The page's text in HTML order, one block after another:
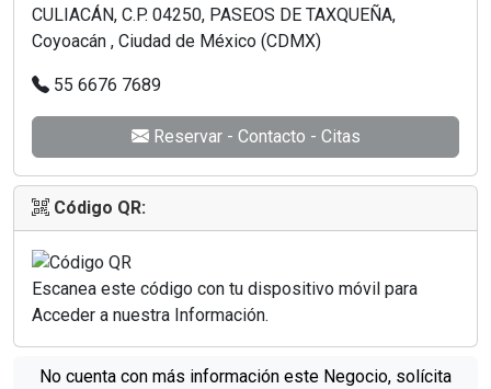
CULIACÁN, C.P. 04250, PASEOS DE TAXQUEÑA,
Coyoacán , Ciudad de México (CDMX)
55 6676 7689
Reservar - Contacto - Citas
Código QR:
Escanea este código con tu dispositivo móvil para
Acceder a nuestra Información.
No cuenta con más información este Negocio, solícita